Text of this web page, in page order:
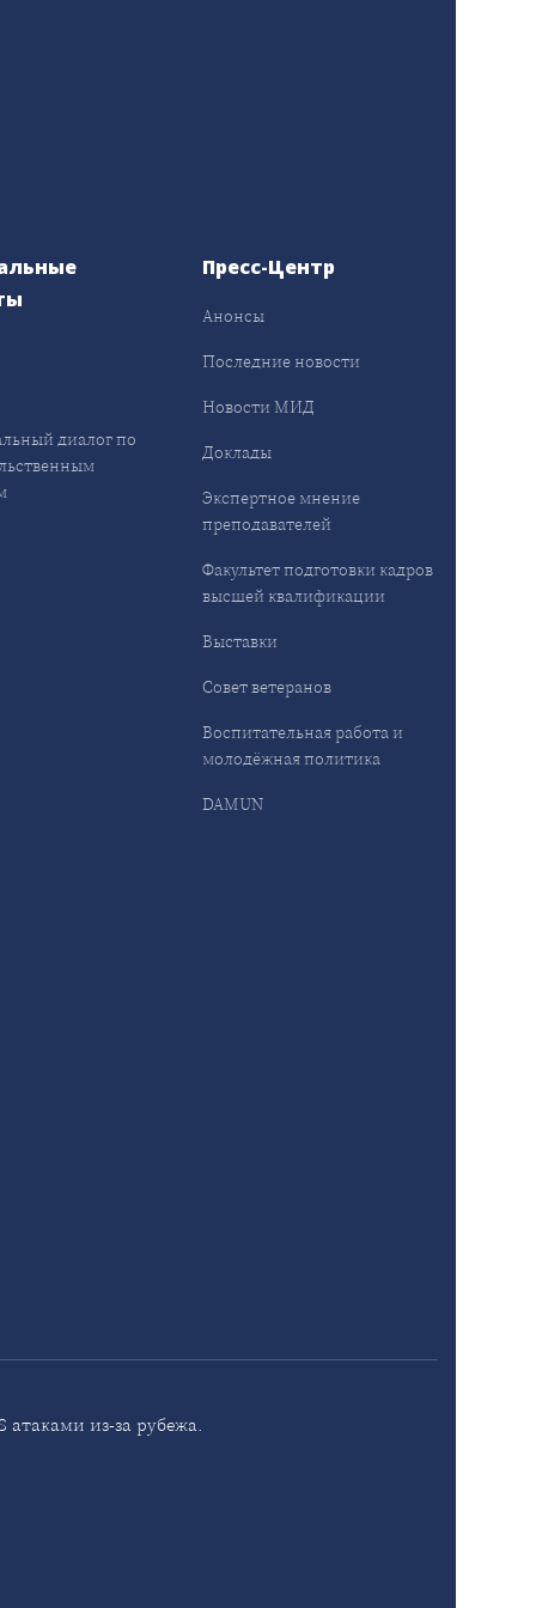
диалог по
Пресс-Центр
Анонсы
Последние новости
Новости МИД
Доклады
Экспертное мнение
преподавателей
Факультет подготовки кадров
высшей квалификации
Выставки
Совет ветеранов
Воспитательная работа и
молодёжная политика
DAMUN
из-за рубежа.